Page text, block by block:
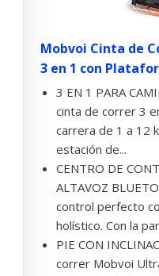
Mobvoi Cinta de
3 en 1 con
3 EN 1 PARA
cinta de correr 3
carrera de 1 a 12
estación de...
CENTRO DE
ALTAVOZ
control perfecto
holístico. Con la
PIE CON
correr Mobvoi